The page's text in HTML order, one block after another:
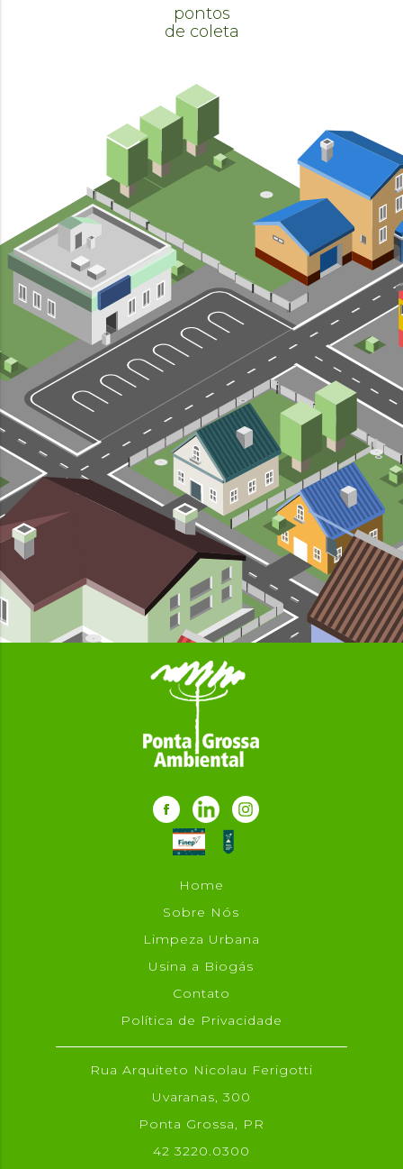
pontos
de coleta
Home
Sobre Nós
Limpeza Urbana
Usina a Biogás
Contato
Política de Privacidade
Rua Arquiteto Nicolau Ferigotti
Uvaranas, 300
Ponta Grossa, PR
42 3220.0300